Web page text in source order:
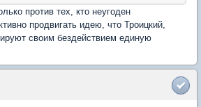
против тех, кто неугоден
продвигать идею, что Троицкий,
своим бездействием единую